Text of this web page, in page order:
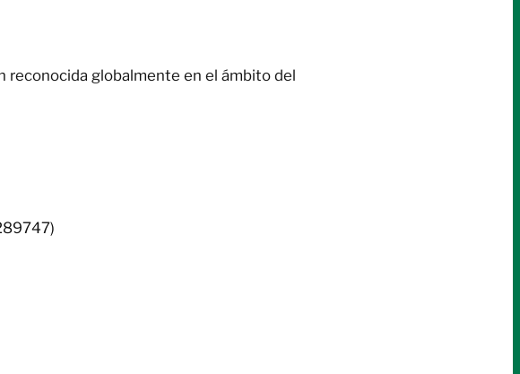
reconocida globalmente en el ámbito del